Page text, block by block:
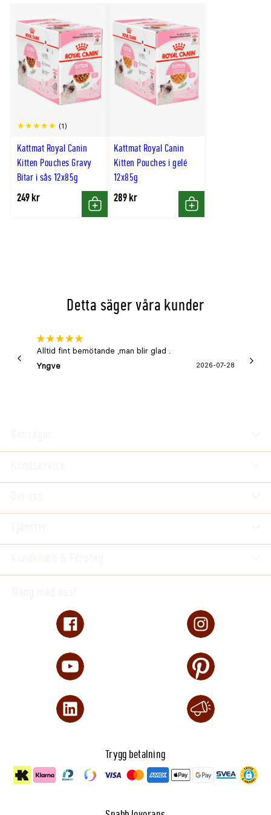
sedimentärt ursprung: 10g - Konserveringsmedel -
Antioxidanter
Kattmat Royal Canin
Kitten Pouches Gravy
Bitar i sås 12x85g
(1)
249 kr
Köp
Kattmat Royal Canin
Kitten Pouches i gelé
12x85g
289 kr
Köp
Detta säger våra kunder
Alltid fint bemötande ,man blir glad .
Yngve
2026-07-28
Trygg betalning